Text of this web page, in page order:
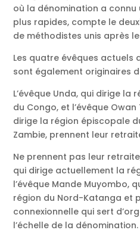
où la dénomination a
plus rapides, compte le
de méthodistes unis après
Les quatre évêques
sont également originaires
L’évêque Unda, qui dirige la
du Congo, et l’évêque
dirige la région épiscopale
Zambie, prennent leur
Ne prennent pas leur
qui dirige actuellement la
l’évêque Mande Muyombo,
région du Nord-Katanga et
connexionnelle qui sert
l’échelle de la dénomination.